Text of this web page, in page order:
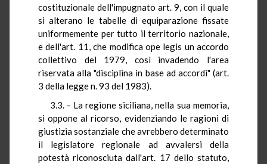
costituzionale dell'impugnato art. 9, con il quale
si alterano le tabelle di equiparazione fissate
uniformemente per tutto il territorio nazionale,
e dell'art. 11, che modifica ope legis un accordo
collettivo del 1979, così invadendo l'area
riservata alla "disciplina in base ad accordi" (art.
3 della legge n. 93 del 1983).
3.3. - La regione siciliana, nella sua memoria,
si oppone al ricorso, evidenziando le ragioni di
giustizia sostanziale che avrebbero determinato
il legislatore regionale ad avvalersi della
potestà riconosciuta dall'art. 17 dello statuto,